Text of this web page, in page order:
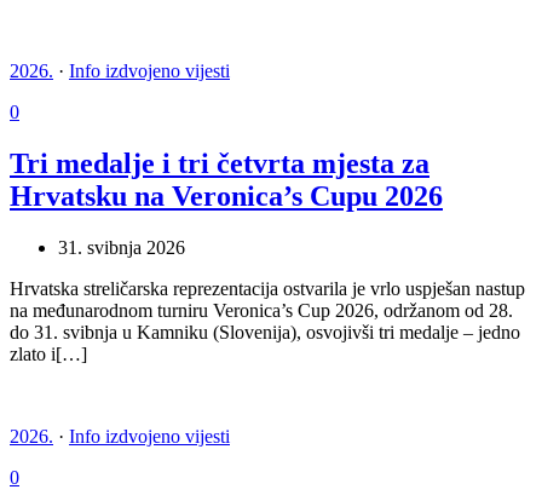
2026. · Info izdvojeno vijesti
0
Tri medalje i tri četvrta mjesta za
Hrvatsku na Veronica’s Cupu 2026
31. svibnja 2026
Hrvatska streličarska reprezentacija ostvarila je vrlo uspješan nastup
na međunarodnom turniru Veronica’s Cup 2026, održanom od 28.
do 31. svibnja u Kamniku (Slovenija), osvojivši tri medalje – jedno
zlato i[…]
2026. · Info izdvojeno vijesti
0